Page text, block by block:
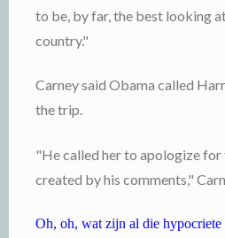
to be, by far, the best looking
country."
Carney said Obama called
the trip.
"He called her to apologize
created by his comments,"
Oh, oh, wat zijn al die